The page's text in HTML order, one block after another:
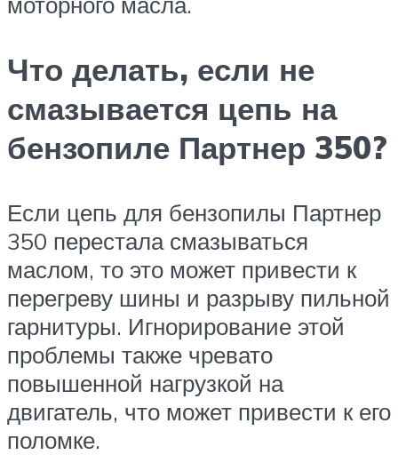
Что делать, если не
смазывается цепь на
бензопиле Партнер 350?
Если цепь для бензопилы Партнер
350 перестала смазываться
маслом, то это может привести к
перегреву шины и разрыву пильной
гарнитуры. Игнорирование этой
проблемы также чревато
повышенной нагрузкой на
двигатель, что может привести к его
поломке.